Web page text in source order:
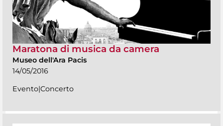
Maratona di musica da camera
Museo dell'Ara Pacis
14/05/2016
Evento|Concerto